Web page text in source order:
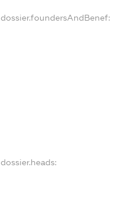
dossier.foundersAndBenef:
dossier.heads: